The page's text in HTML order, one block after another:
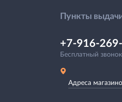
Пункты
+7-916-
Бесплатный
Адреса